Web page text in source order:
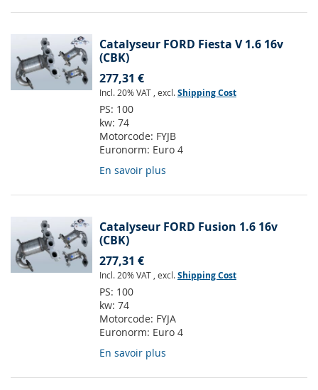
Catalyseur FORD Fiesta V 1.6 16v
(CBK)
277,31 €
Incl. 20% VAT , excl.Shipping Cost
PS: 100
kw: 74
Motorcode: FYJB
Euronorm: Euro 4
En savoir plus
Catalyseur FORD Fusion 1.6 16v
(CBK)
277,31 €
Incl. 20% VAT , excl.Shipping Cost
PS: 100
kw: 74
Motorcode: FYJA
Euronorm: Euro 4
En savoir plus